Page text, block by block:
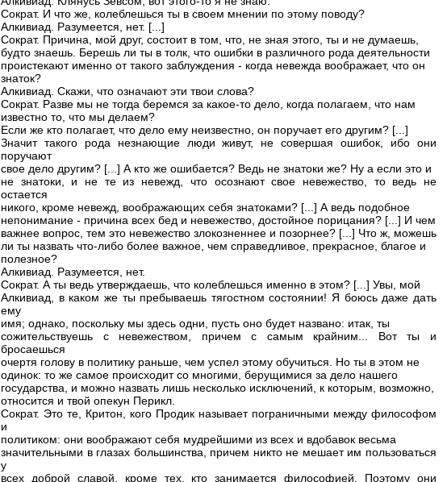
Сократ. И что же, колеблешься ты в своем мнении по этому поводу?
Алкивиад. Разумеется, нет. [...]
Сократ. Причина, мой друг, состоит в том, что, не зная этого, ты и не думаешь,
будто знаешь. Берешь ли ты в толк, что ошибки в различного рода деятельности
проистекают именно от такого заблуждения - когда невежда воображает, что он
знаток?
Алкивиад. Скажи, что означают эти твои слова?
Сократ. Разве мы не тогда беремся за какое-то дело, когда полагаем, что нам
известно то, что мы делаем?
Если же кто полагает, что дело ему неизвестно, он поручает его другим? [...]
Значит такого рода незнающие люди живут, не совершая ошибок, ибо они
поручают
свое дело другим? [...] А кто же ошибается? Ведь не знатоки же? Ну а если это и
не знатоки, и не те из невежд, что осознают свое невежество, то ведь не
остается
никого, кроме невежд, воображающих себя знатоками? [...] А ведь подобное
непонимание - причина всех бед и невежество, достойное порицания? [...] И чем
важнее вопрос, тем это невежество злокозненнее и позорнее? [...] Что ж, можешь
ли ты назвать что-либо более важное, чем справедливое, прекрасное, благое и
полезное?
Алкивиад. Разумеется, нет.
Сократ. А ты ведь утверждаешь, что колеблешься именно в этом? [...] Увы, мой
Алкивиад, в каком же ты пребываешь тягостном состоянии! Я боюсь даже дать
ему
имя; однако, поскольку мы здесь одни, пусть оно будет названо: итак, ты
сожительствуешь с невежеством, причем с самым крайним... Вот ты и
бросаешься
очертя голову в политику раньше, чем успел этому обучиться. Но ты в этом не
одинок: то же самое происходит со многими, берущимися за дело нашего
государства, и можно назвать лишь несколько исключений, к которым, возможно,
относится и твой опекун Перикл.
Сократ. Это те, Критон, кого Продик называет пограничными между философом
и
политиком: они воображают себя мудрейшими из всех и вдобавок весьма
значительными в глазах большинства, причем никто не мешает им пользоваться
у
всех доброй славой, кроме тех, кто занимается философией. Поэтому они